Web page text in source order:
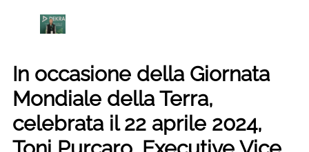
In occasione della Giornata
Mondiale della Terra,
celebrata il 22 aprile 2024,